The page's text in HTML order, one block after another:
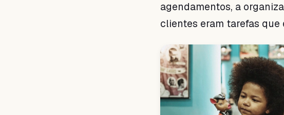
agendamentos, a
clientes eram tarefas que